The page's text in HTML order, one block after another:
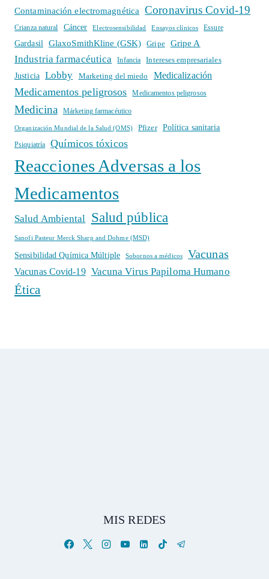
Contaminación electromagnética Coronavirus Covid-19
Crianza natural Cáncer Electrosensibilidad Ensayos clínicos Essure
Gardasil GlaxoSmithKline (GSK) Gripe Gripe A
Industria farmacéutica Infancia
Intereses empresariales
Justicia
Lobby Marketing del miedo Medicalización
Medicamentos peligrosos Medicamentos peligrosos
Medicina Márketing farmacéutico
Organización Mundial de la Salud (OMS) Pfizer Política sanitaria
Psiquiatría Químicos tóxicos
Reacciones Adversas a los
Medicamentos
Salud Ambiental Salud pública
Sanofi Pasteur Merck Sharp and Dohme (MSD)
Sensibilidad Química Múltiple Sobornos a médicos Vacunas
Vacunas Covid-19 Vacuna Virus Papiloma Humano
Ética
MIS REDES